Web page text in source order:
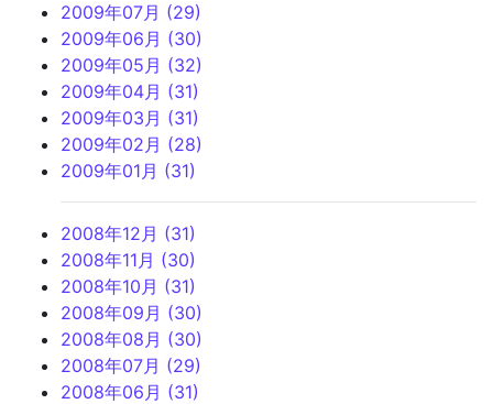
2009年07月 (29)
2009年06月 (30)
2009年05月 (32)
2009年04月 (31)
2009年03月 (31)
2009年02月 (28)
2009年01月 (31)
2008年12月 (31)
2008年11月 (30)
2008年10月 (31)
2008年09月 (30)
2008年08月 (30)
2008年07月 (29)
2008年06月 (31)